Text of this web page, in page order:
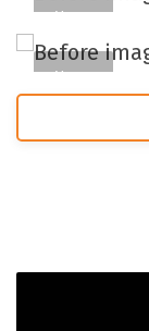
Voor
Voor